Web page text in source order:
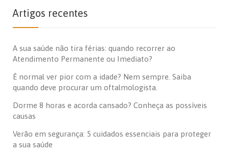
Artigos recentes
A sua saúde não tira férias: quando recorrer ao
Atendimento Permanente ou Imediato?
É normal ver pior com a idade? Nem sempre. Saiba
quando deve procurar um oftalmologista.
Dorme 8 horas e acorda cansado? Conheça as possíveis
causas
Verão em segurança: 5 cuidados essenciais para proteger
a sua saúde